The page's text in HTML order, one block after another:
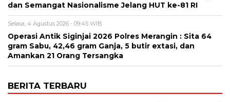
dan Semangat Nasionalisme Jelang HUT ke-81 RI
Selasa, 4 Agustus 2026 - 09:45 WIB
Operasi Antik Siginjai 2026 Polres Merangin : Sita 64
gram Sabu, 42,46 gram Ganja, 5 butir extasi, dan
Amankan 21 Orang Tersangka
BERITA TERBARU